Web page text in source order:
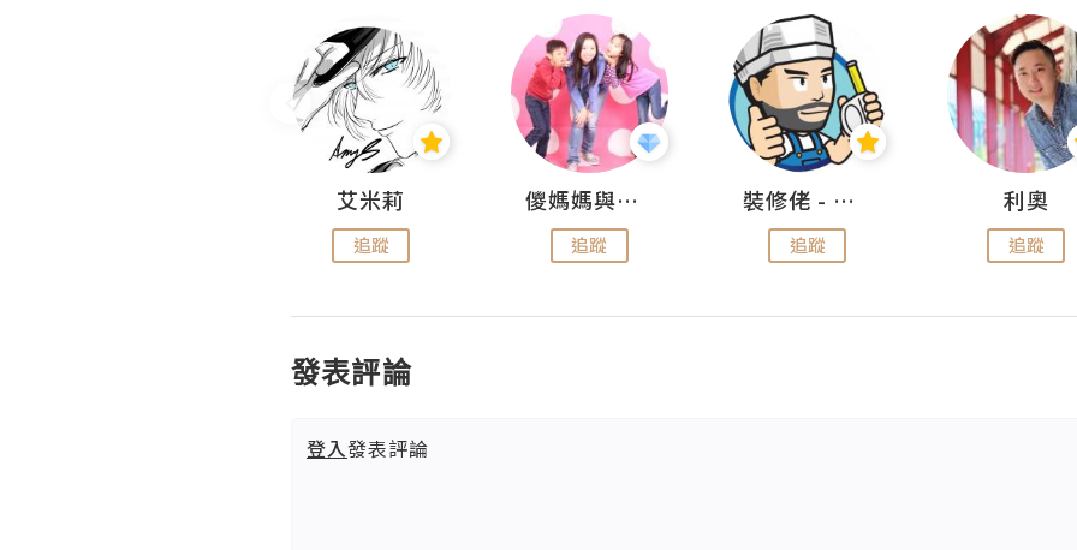
艾米莉
追蹤
儍媽媽與兩隻小魔怪之家
追蹤
裝修佬 - 香港一站式網上裝修平台
追蹤
利奧
追蹤
發表評論
登入發表評論